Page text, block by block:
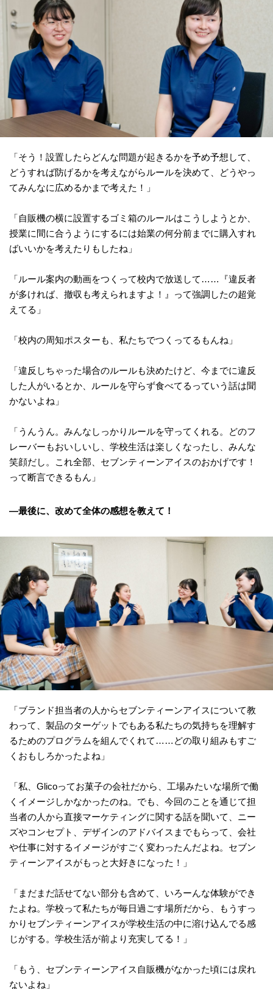
「そう！設置したらどんな問題が起きるかを予め予想して、
どうすれば防げるかを考えながらルールを決めて、どうやっ
てみんなに広めるかまで考えた！」
「自販機の横に設置するゴミ箱のルールはこうしようとか、
授業に間に合うようにするには始業の何分前までに購入すれ
ばいいかを考えたりもしたね」
「ルール案内の動画をつくって校内で放送して……『違反者
が多ければ、撤収も考えられますよ！』って強調したの超覚
えてる」
「校内の周知ポスターも、私たちでつくってるもんね」
「違反しちゃった場合のルールも決めたけど、今までに違反
した人がいるとか、ルールを守らず食べてるっていう話は聞
かないよね」
「うんうん。みんなしっかりルールを守ってくれる。どのフ
レーバーもおいしいし、学校生活は楽しくなったし、みんな
笑顔だし。これ全部、セブンティーンアイスのおかげです！
って断言できるもん」
―最後に、改めて全体の感想を教えて！
「ブランド担当者の人からセブンティーンアイスについて教
わって、製品のターゲットでもある私たちの気持ちを理解す
るためのプログラムを組んでくれて……どの取り組みもすご
くおもしろかったよね」
「私、Glicoってお菓子の会社だから、工場みたいな場所で働
くイメージしかなかったのね。でも、今回のことを通じて担
当者の人から直接マーケティングに関する話を聞いて、ニー
ズやコンセプト、デザインのアドバイスまでもらって、会社
や仕事に対するイメージがすごく変わったんだよね。セブン
ティーンアイスがもっと大好きになった！」
「まだまだ話せてない部分も含めて、いろーんな体験ができ
たよね。学校って私たちが毎日過ごす場所だから、もうすっ
かりセブンティーンアイスが学校生活の中に溶け込んでる感
じがする。学校生活が前より充実してる！」
「もう、セブンティーンアイス自販機がなかった頃には戻れ
ないよね」